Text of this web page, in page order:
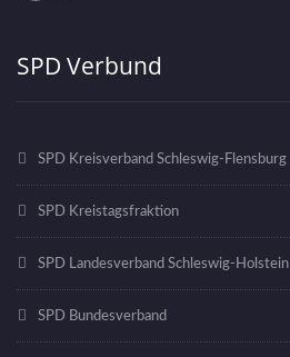
SPD Verbund
SPD Kreisverband Schleswig-Flensburg
SPD Kreistagsfraktion
SPD Landesverband Schleswig-Holstein
SPD Bundesverband